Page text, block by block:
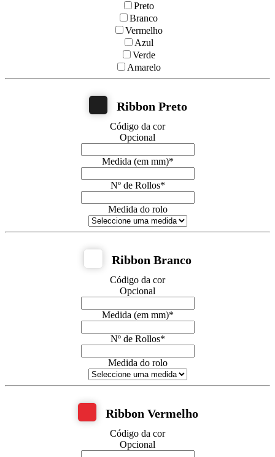
Preto
Branco
Vermelho
Azul
Verde
Amarelo
Ribbon Preto
Código da cor
Opcional
Medida (em mm)*
Nº de Rollos*
Medida do rolo
Ribbon Branco
Código da cor
Opcional
Medida (em mm)*
Nº de Rollos*
Medida do rolo
Ribbon Vermelho
Código da cor
Opcional